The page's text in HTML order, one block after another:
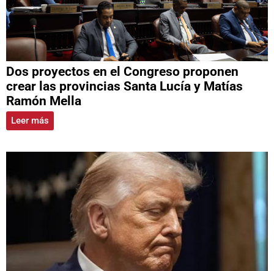
Dos proyectos en el Congreso proponen
crear las provincias Santa Lucía y Matías
Ramón Mella
Leer más